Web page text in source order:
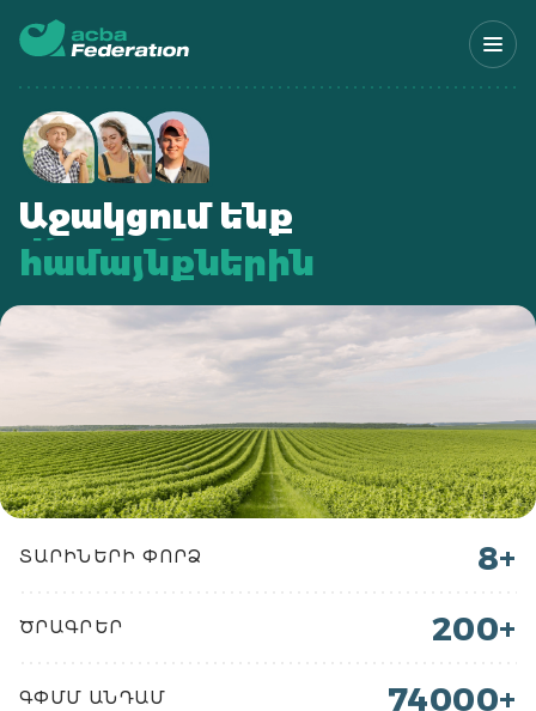
Աջակցում ենք
գյուղացուն
համայնքներին
տնտեսությանը
գյուղացուն
ՏԱՐԻՆԵՐԻ ՓՈՐՁ 8+
ԾՐԱԳՐԵՐ 200+
ԳՓՄՄ ԱՆԴԱՄ 74000+